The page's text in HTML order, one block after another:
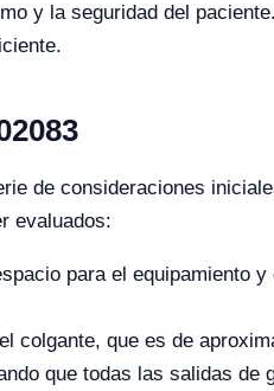
y la seguridad del
de consideraciones
evaluados:
para el equipamiento
colgante, que es de
que todas las salidas de